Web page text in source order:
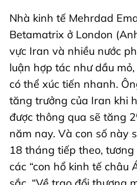
Nhà kinh tế Mehrdad
Betamatrix ở London
vực Iran và nhiều nước
luận hợp tác như dầu
có thể xúc tiến nhanh.
tăng trưởng của Iran khi
được thông qua sẽ tăng
năm nay. Và con số này
18 tháng tiếp theo,
các “con hổ kinh tế châu